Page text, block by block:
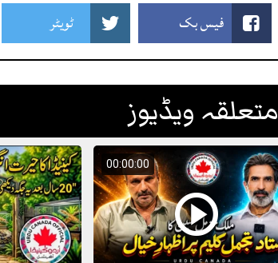
فیس بک ٹویٹر
متعلقہ ویڈیوز
00:00:00